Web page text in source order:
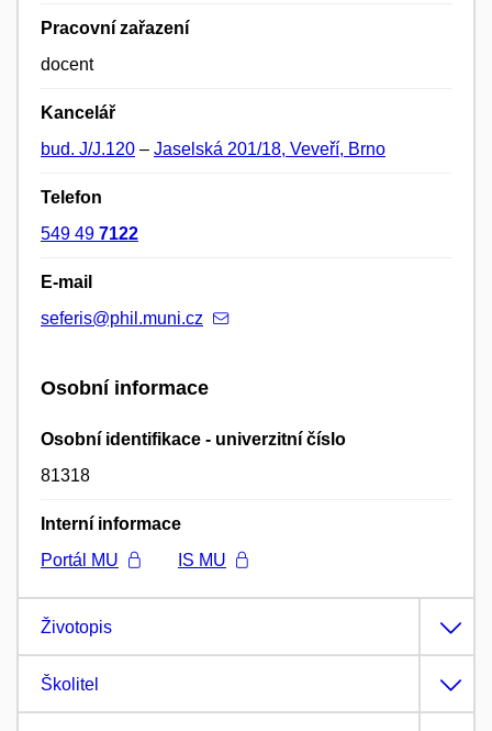
Pracovní zařazení
docent
Kancelář
bud. J/J.120 – Jaselská 201/18, Veveří, Brno
Telefon
549 49 7122
E-mail
seferis@phil.muni.cz
Osobní informace
Osobní identifikace - univerzitní číslo
81318
Interní informace
Portál MU
IS MU
Životopis
Školitel